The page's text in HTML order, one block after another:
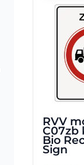
RVV
C07zb
Bio
Sign